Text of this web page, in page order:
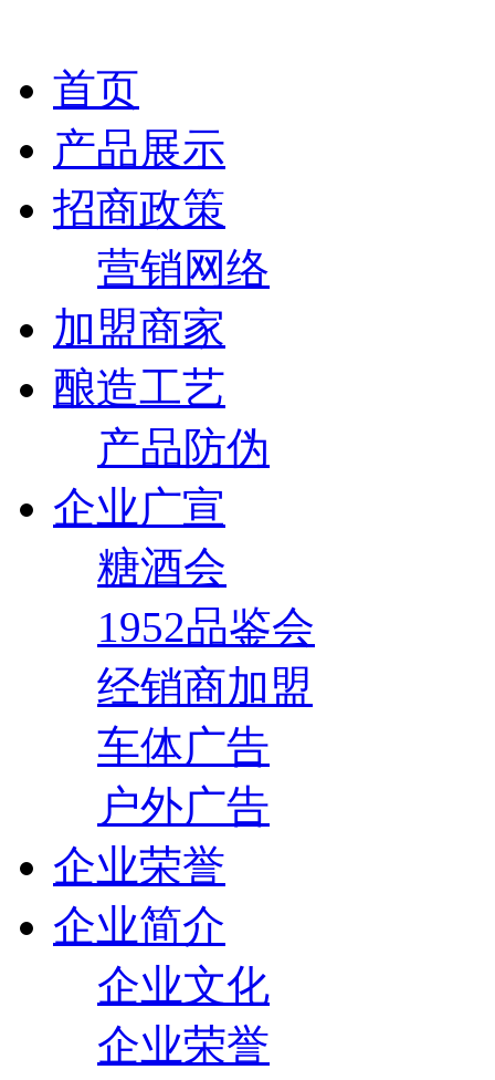
首页
产品展示
招商政策
营销网络
加盟商家
酿造工艺
产品防伪
企业广宣
糖酒会
1952品鉴会
经销商加盟
车体广告
户外广告
企业荣誉
企业简介
企业文化
企业荣誉